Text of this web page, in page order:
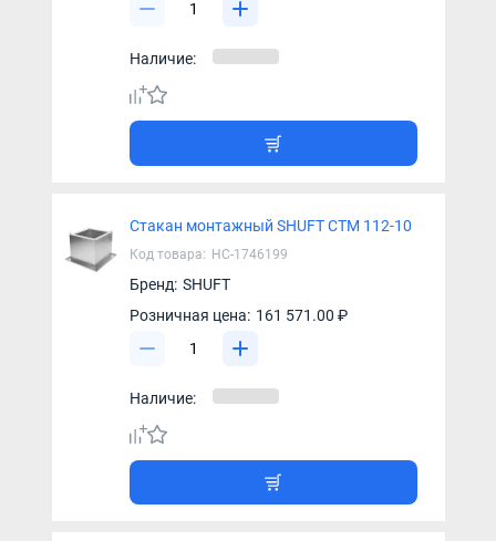
Наличие:
Стакан монтажный SHUFT СТМ 112-10
Код товара: НС-1746199
Бренд: SHUFT
Розничная цена: 161 571.00 ₽
Наличие: